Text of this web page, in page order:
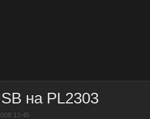
на PL2303
13:45